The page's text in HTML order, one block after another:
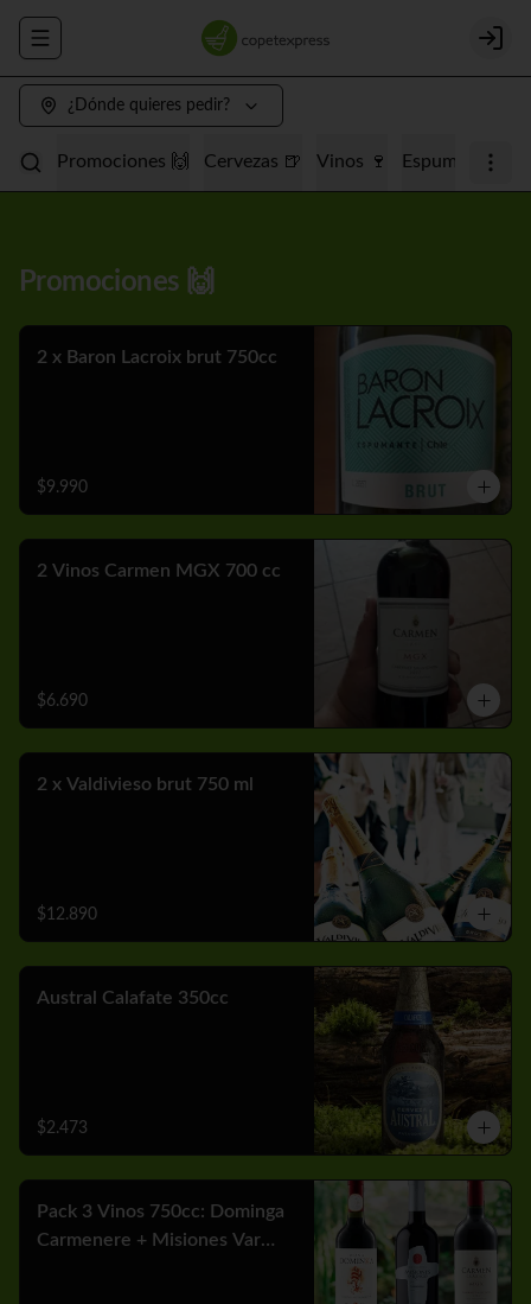
Abrir menu de navegación Login
¿Dónde quieres pedir?
Promociones 🙌 Cervezas 🍺 Vinos 🍷 Espumantes 🥂
Promociones 🙌
2 x Baron Lacroix brut 750cc
$9.990
2 Vinos Carmen MGX 700 cc
$6.690
2 x Valdivieso brut 750 ml
$12.890
Austral Calafate 350cc
$2.473
Pack 3 Vinos 750cc: Dominga
Carmenere + Misiones Var